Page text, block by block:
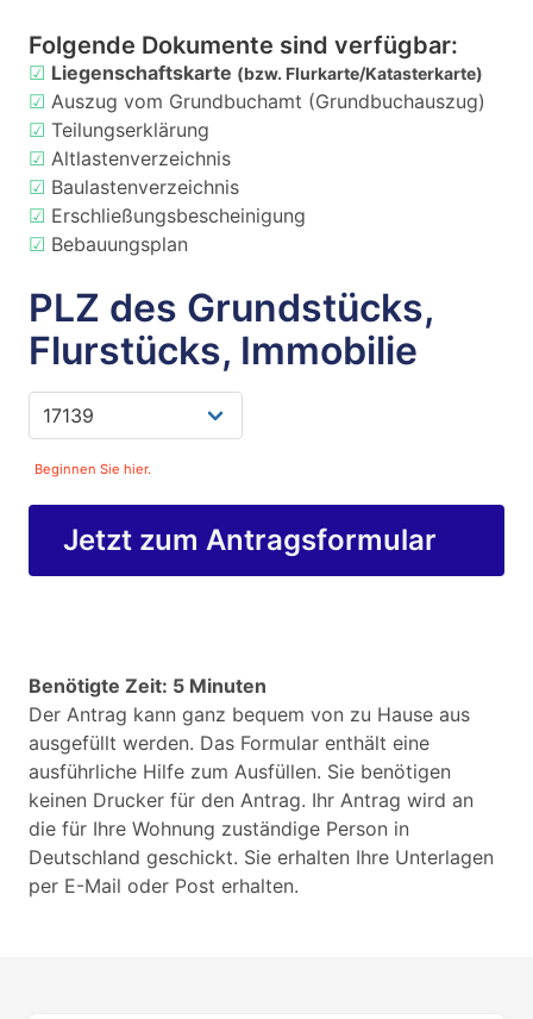
Folgende Dokumente sind verfügbar:
☑ Liegenschaftskarte (bzw. Flurkarte/Katasterkarte)
☑ Auszug vom Grundbuchamt (Grundbuchauszug)
☑ Teilungserklärung
☑ Altlastenverzeichnis
☑ Baulastenverzeichnis
☑ Erschließungsbescheinigung
☑ Bebauungsplan
PLZ des Grundstücks,
Flurstücks, Immobilie
Beginnen Sie hier.
Jetzt zum Antragsformular
Benötigte Zeit: 5 Minuten
Der Antrag kann ganz bequem von zu Hause aus
ausgefüllt werden. Das Formular enthält eine
ausführliche Hilfe zum Ausfüllen. Sie benötigen
keinen Drucker für den Antrag. Ihr Antrag wird an
die für Ihre Wohnung zuständige Person in
Deutschland geschickt. Sie erhalten Ihre Unterlagen
per E-Mail oder Post erhalten.